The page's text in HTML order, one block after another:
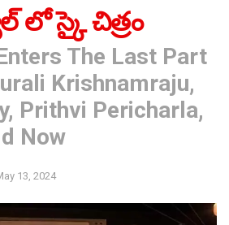
లో స్కై చిత్రం
The Last Part
Krishnamraju,
Prithvi Pericharla,
Now
13, 2024